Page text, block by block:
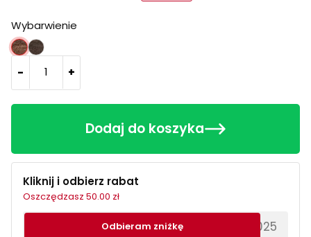
Wybarwienie
Dąb antyczny
Dąb czekoladowy
-
+
Dodaj do koszyka
Kliknij i odbierz rabat
Oszczędzasz 50.00 zł
********EWS2025
Odbieram zniżkę